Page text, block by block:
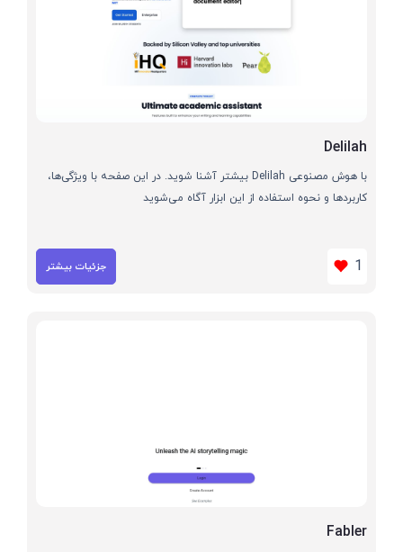
Delilah
با هوش مصنوعی Delilah بیشتر آشنا شوید. در این صفحه با ویژگی‌ها،
کاربردها و نحوه استفاده از این ابزار آگاه می‌شوید
1 جزئیات بیشتر
Fabler